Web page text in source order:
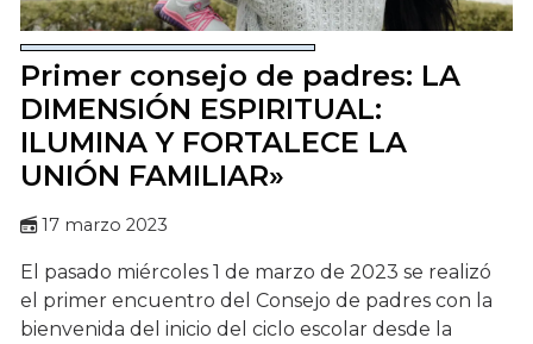
Primer consejo de padres: LA
DIMENSIÓN ESPIRITUAL:
ILUMINA Y FORTALECE LA
UNIÓN FAMILIAR»
17 marzo 2023
El pasado miércoles 1 de marzo de 2023 se realizó
el primer encuentro del Consejo de padres con la
bienvenida del inicio del ciclo escolar desde la